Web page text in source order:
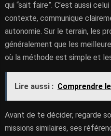
qui “sait faire”. C’est aussi
contexte, communique
autonomie. Sur le terrain, les
généralement que les
où la méthode est simple et
Lire aussi : Comprendre
Avant de te décider, regarde
missions similaires, ses